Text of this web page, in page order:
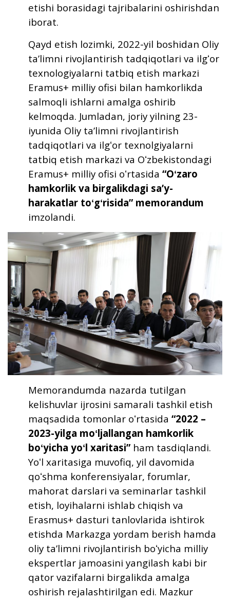
etishi borasidagi tajribalarini oshirishdan
iborat.
Qayd etish lozimki, 2022-yil boshidan Oliy
taʼlimni rivojlantirish tadqiqotlari va ilgʻor
texnologiyalarni tatbiq etish markazi
Eramus+ milliy ofisi bilan hamkorlikda
salmoqli ishlarni amalga oshirib
kelmoqda. Jumladan, joriy yilning 23-
iyunida Oliy taʼlimni rivojlantirish
tadqiqotlari va ilgʻor texnolgiyalarni
tatbiq etish markazi va Oʻzbekistondagi
Eramus+ milliy ofisi oʻrtasida “Oʻzaro
hamkorlik va birgalikdagi saʼy-
harakatlar toʻgʻrisida” memorandum
imzolandi.
Memorandumda nazarda tutilgan
kelishuvlar ijrosini samarali tashkil etish
maqsadida tomonlar oʻrtasida “2022 –
2023-yilga moʻljallangan hamkorlik
boʻyicha yoʻl xaritasi” ham tasdiqlandi.
Yoʻl xaritasiga muvofiq, yil davomida
qoʻshma konferensiyalar, forumlar,
mahorat darslari va seminarlar tashkil
etish, loyihalarni ishlab chiqish va
Erasmus+ dasturi tanlovlarida ishtirok
etishda Markazga yordam berish hamda
oliy taʼlimni rivojlantirish boʻyicha milliy
ekspertlar jamoasini yangilash kabi bir
qator vazifalarni birgalikda amalga
oshirish rejalashtirilgan edi. Mazkur